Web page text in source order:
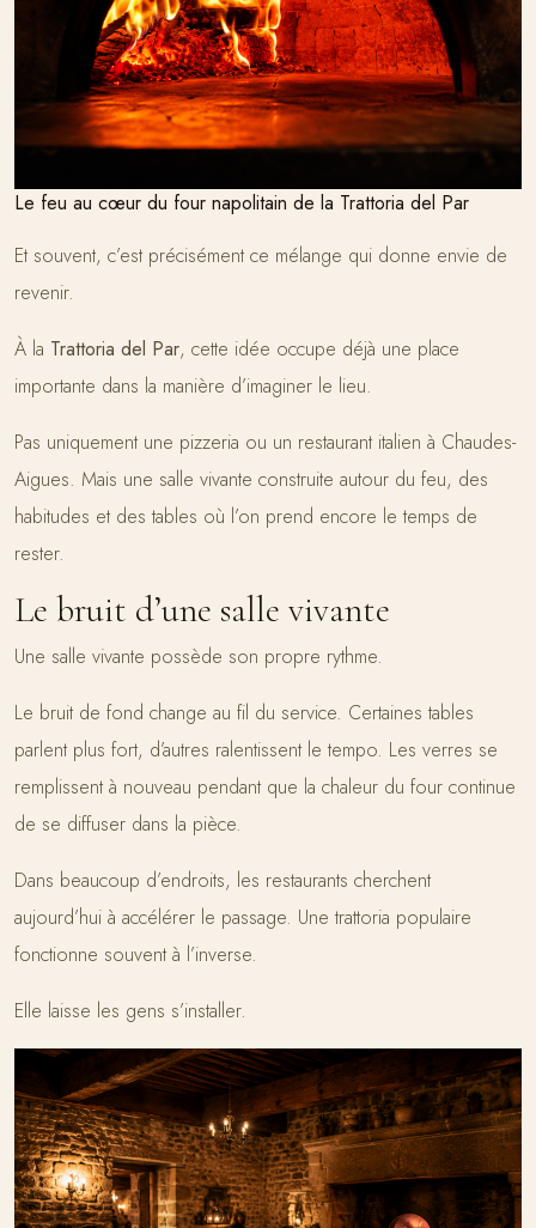
Le feu au cœur du four napolitain de la Trattoria del Par
Et souvent, c’est précisément ce mélange qui donne envie de
revenir.
À la Trattoria del Par, cette idée occupe déjà une place
importante dans la manière d’imaginer le lieu.
Pas uniquement une pizzeria ou un restaurant italien à Chaudes-
Aigues. Mais une salle vivante construite autour du feu, des
habitudes et des tables où l’on prend encore le temps de
rester.
Le bruit d’une salle vivante
Une salle vivante possède son propre rythme.
Le bruit de fond change au fil du service. Certaines tables
parlent plus fort, d’autres ralentissent le tempo. Les verres se
remplissent à nouveau pendant que la chaleur du four continue
de se diffuser dans la pièce.
Dans beaucoup d’endroits, les restaurants cherchent
aujourd’hui à accélérer le passage. Une trattoria populaire
fonctionne souvent à l’inverse.
Elle laisse les gens s’installer.